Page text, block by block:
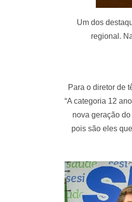
Um dos
regional.
Para o diretor de
“A categoria 12
nova geração
pois são eles